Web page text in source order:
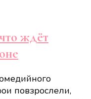
ждёт
повзрослели,